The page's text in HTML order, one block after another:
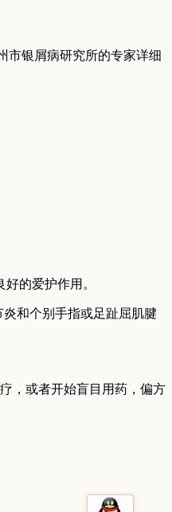
市银屑病研究所的专家详细
的爱护作用。
和个别手指或足趾屈肌腱
，或者开始盲目用药，偏方